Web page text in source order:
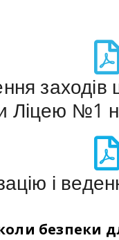
заходів
Ліцею №1
і
безпеки